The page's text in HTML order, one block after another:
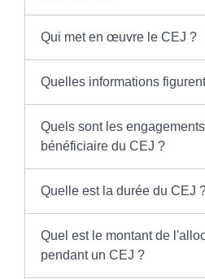
Qui met en œuvre le CEJ ?
Quelles informations
Quels sont les
bénéficiaire du CEJ ?
Quelle est la durée du CEJ
Quel est le montant de
pendant un CEJ ?